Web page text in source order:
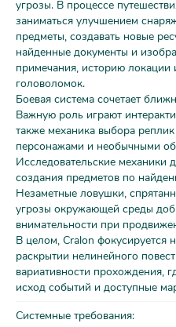
угрозы. В процессе
заниматься улучшением
предметы, создавать новые
найденные документы и
примечания, историю локации
головоломок.
Боевая система сочетает
Важную роль играют
также механика выбора
персонажами и необычными
Исследовательские
создания предметов по
Незаметные ловушки,
угрозы окружающей среды
внимательности при
В целом, Cralon фокусируется
раскрытии нелинейного
вариативности прохождения,
исход событий и доступные
Системные требования: